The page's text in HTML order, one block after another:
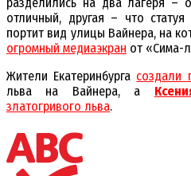
отличный, другая – что
портит вид улицы Вайнера, на
огромный медиаэкран от «Сима-
Жители Екатеринбурга создали
льва на Вайнера, а
златогривого льва.